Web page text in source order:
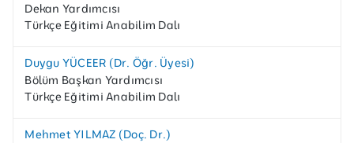
Dekan Yardımcısı
Türkçe Eğitimi Anabilim Dalı
Duygu YÜCEER (Dr. Öğr. Üyesi)
Bölüm Başkan Yardımcısı
Türkçe Eğitimi Anabilim Dalı
Mehmet YILMAZ (Doç. Dr.)